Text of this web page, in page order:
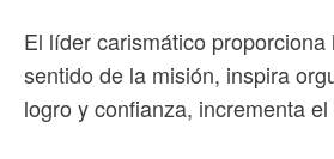
El líder carismático proporciona
sentido de la misión, inspira
logro y confianza, incrementa